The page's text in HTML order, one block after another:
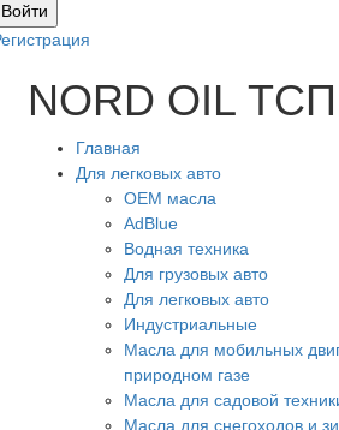
Войти
NORD OIL
Главная
Для легковых авто
OEM масла
АdBlue
Водная техника
Для грузовых авто
Для легковых авто
Индустриальные
Масла для мобильных
природном газе
Масла для садовой
Масла для снегоходов и